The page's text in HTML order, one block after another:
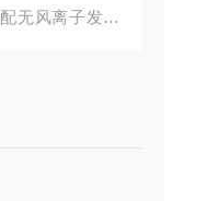
无风离子发生